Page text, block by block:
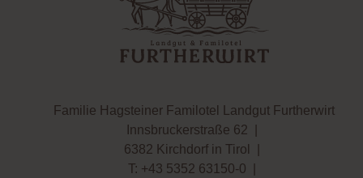
Familie Hagsteiner Familotel Landgut Furtherwirt
Innsbruckerstraße 62
6382 Kirchdorf in Tirol
T: +43 5352 63150-0